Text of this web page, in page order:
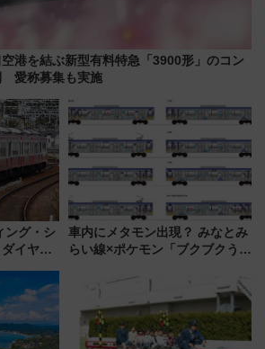
港を結ぶ新型有料特急「3900形」のコン
愛称募集も実施
ング・シ
イヤ・
出かけ
車内にメタモン出現？ みなとみ
らい線×ポケモン「ブクブクうみ
行開始に！ この夏は直通列車で